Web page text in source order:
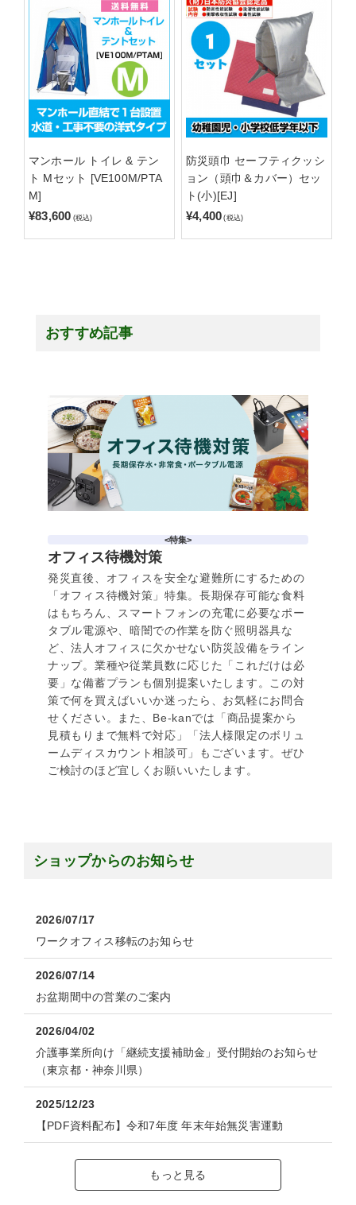
マンホール トイレ & テン
ト Mセット [VE100M/PTA
M]
¥83,600 (税込)
防災頭巾 セーフティクッシ
ョン（頭巾＆カバー）セッ
ト(小)[EJ]
¥4,400 (税込)
おすすめ記事
<特集>
オフィス待機対策
発災直後、オフィスを安全な避難所にするための
「オフィス待機対策」特集。長期保存可能な食料
はもちろん、スマートフォンの充電に必要なポー
タブル電源や、暗闇での作業を防ぐ照明器具な
ど、法人オフィスに欠かせない防災設備をライン
ナップ。業種や従業員数に応じた「これだけは必
要」な備蓄プランも個別提案いたします。この対
策で何を買えばいいか迷ったら、お気軽にお問合
せください。また、Be-kanでは「商品提案から
見積もりまで無料で対応」「法人様限定のボリュ
ームディスカウント相談可」もございます。ぜひ
ご検討のほど宜しくお願いいたします。
ショップからのお知らせ
2026/07/17
ワークオフィス移転のお知らせ
2026/07/14
お盆期間中の営業のご案内
2026/04/02
介護事業所向け「継続支援補助金」受付開始のお知らせ
（東京都・神奈川県）
2025/12/23
【PDF資料配布】令和7年度 年末年始無災害運動
もっと見る